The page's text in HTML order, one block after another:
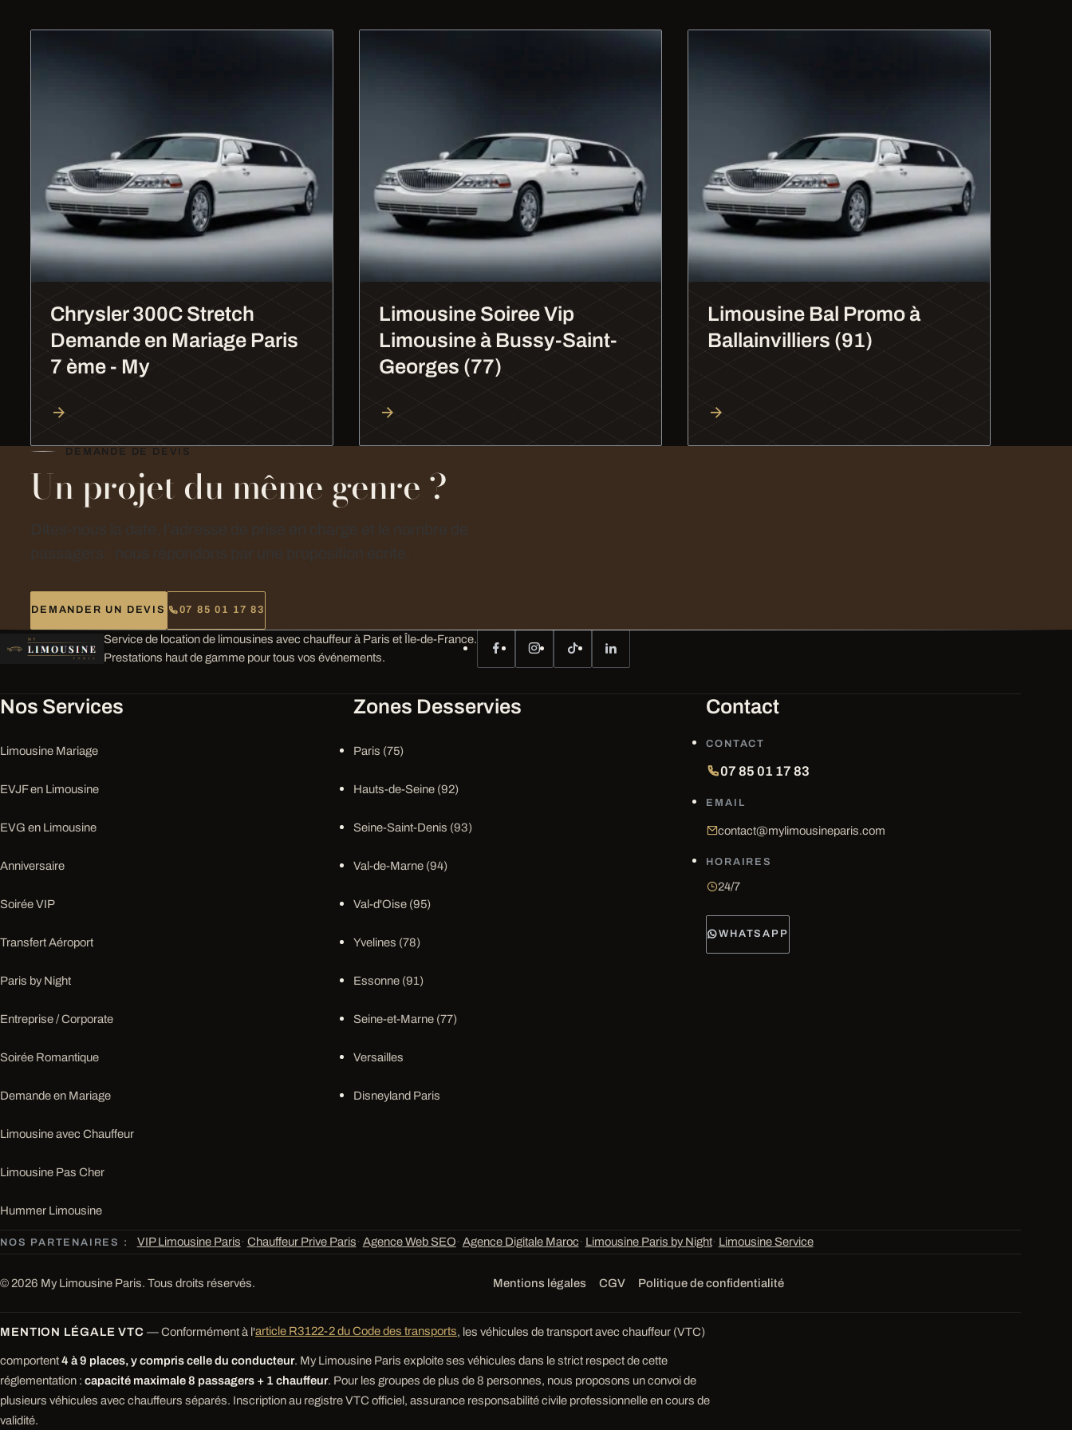
Chrysler 300C Stretch
Demande en Mariage Paris
7 ème - My
Limousine Soiree Vip
Limousine à Bussy-Saint-
Georges (77)
Limousine Bal Promo à
Ballainvilliers (91)
DEMANDE DE DEVIS
Un projet du même genre ?
DEMANDER UN DEVIS 07 85 01 17 83
Service de location de limousines avec chauffeur à Paris et Île-de-France.
Prestations haut de gamme pour tous vos événements.
Nos Services
Limousine Mariage
EVJF en Limousine
EVG en Limousine
Anniversaire
Soirée VIP
Transfert Aéroport
Paris by Night
Entreprise / Corporate
Soirée Romantique
Demande en Mariage
Limousine avec Chauffeur
Limousine Pas Cher
Hummer Limousine
Zones Desservies
Paris (75)
Hauts-de-Seine (92)
Seine-Saint-Denis (93)
Val-de-Marne (94)
Val-d'Oise (95)
Yvelines (78)
Essonne (91)
Seine-et-Marne (77)
Versailles
Disneyland Paris
Contact
CONTACT
07 85 01 17 83
EMAIL
contact@mylimousineparis.com
HORAIRES
24/7
WHATSAPP
NOS PARTENAIRES : VIP Limousine Paris· Chauffeur Prive Paris· Agence Web SEO· Agence Digitale Maroc· Limousine Paris by Night· Limousine Service
© 2026 My Limousine Paris. Tous droits réservés. Mentions légales CGV Politique de confidentialité
MENTION LÉGALE VTC — Conformément à l'article R3122-2 du Code des transports, les véhicules de transport avec chauffeur (VTC)
comportent4 à 9 places, y compris celle du conducteur. My Limousine Paris exploite ses véhicules dans le strict respect de cette
réglementation : capacité maximale 8 passagers + 1 chauffeur. Pour les groupes de plus de 8 personnes, nous proposons un convoi de
plusieurs véhicules avec chauffeurs séparés. Inscription au registre VTC officiel, assurance responsabilité civile professionnelle en cours de
validité.